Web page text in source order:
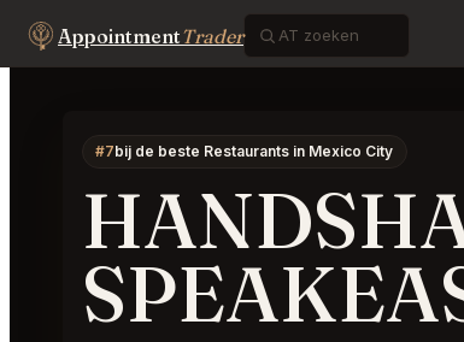
AppointmentTrader
#7bij de beste Restaurants in Mexico City